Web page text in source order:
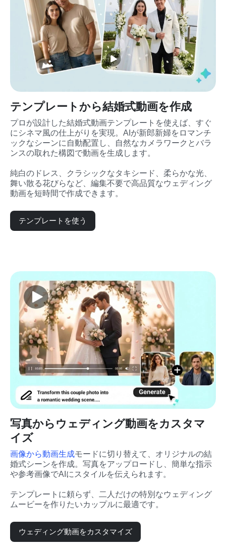
テンプレートから結婚式動画を作成
プロが設計した結婚式動画テンプレートを使えば、すぐ
にシネマ風の仕上がりを実現。AIが新郎新婦をロマンチ
ックなシーンに自動配置し、自然なカメラワークとバラ
ンスの取れた構図で動画を生成します。
純白のドレス、クラシックなタキシード、柔らかな光、
舞い散る花びらなど、編集不要で高品質なウェディング
動画を短時間で作成できます。
テンプレートを使う
写真からウェディング動画をカスタマ
イズ
画像から動画生成モードに切り替えて、オリジナルの結
婚式シーンを作成。写真をアップロードし、簡単な指示
や参考画像でAIにスタイルを伝えられます。
テンプレートに頼らず、二人だけの特別なウェディング
ムービーを作りたいカップルに最適です。
ウェディング動画をカスタマイズ